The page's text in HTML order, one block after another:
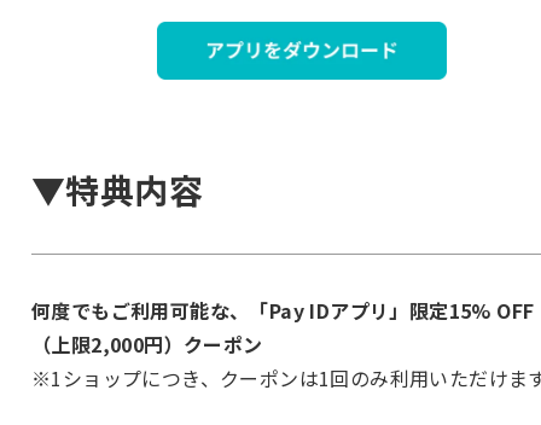
▼特典内容
何度でもご利用可能な、「Pay IDアプリ」限定15% OFF
（上限2,000円）クーポン
※1ショップにつき、クーポンは1回のみ利用いただけま